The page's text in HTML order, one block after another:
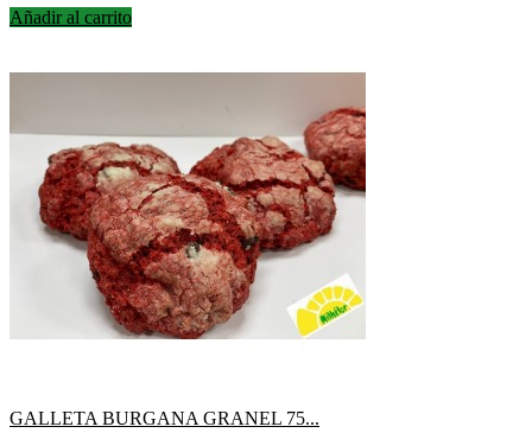
Añadir al carrito
GALLETA BURGANA GRANEL 75...